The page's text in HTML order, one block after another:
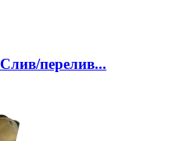
Слив/перелив...